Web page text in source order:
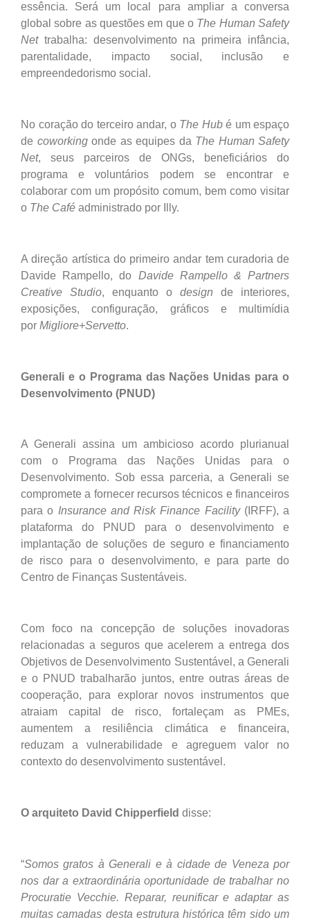
essência. Será um local para ampliar a conversa
global sobre as questões em que o The Human Safety
Nettrabalha: desenvolvimento na primeira infância,
parentalidade, impacto social, inclusão e
empreendedorismo social.
No coração do terceiro andar, o The Hubé um espaço
de coworkingonde as equipes da The Human Safety
Net, seus parceiros de ONGs, beneficiários do
programa e voluntários podem se encontrar e
colaborar com um propósito comum, bem como visitar
o The Café administrado por Illy.
A direção artística do primeiro andar tem curadoria de
Davide Rampello, do Davide Rampello & Partners
Creative Studio, enquanto o design de interiores,
exposições, configuração, gráficos e multimídia
por Migliore+Servetto.
Generali e o Programa das Nações Unidas para o
Desenvolvimento (PNUD)
A Generali assina um ambicioso acordo plurianual
com o Programa das Nações Unidas para o
Desenvolvimento. Sob essa parceria, a Generali se
compromete a fornecer recursos técnicos e financeiros
para o Insurance and Risk Finance Facility(IRFF), a
plataforma do PNUD para o desenvolvimento e
implantação de soluções de seguro e financiamento
de risco para o desenvolvimento, e para parte do
Centro de Finanças Sustentáveis.
Com foco na concepção de soluções inovadoras
relacionadas a seguros que acelerem a entrega dos
Objetivos de Desenvolvimento Sustentável, a Generali
e o PNUD trabalharão juntos, entre outras áreas de
cooperação, para explorar novos instrumentos que
atraiam capital de risco, fortaleçam as PMEs,
aumentem a resiliência climática e financeira,
reduzam a vulnerabilidade e agreguem valor no
contexto do desenvolvimento sustentável.
O arquiteto David Chipperfield disse:
“Somos gratos à Generali e à cidade de Veneza por
nos dar a extraordinária oportunidade de trabalhar no
Procuratie Vecchie. Reparar, reunificar e adaptar as
muitas camadas desta estrutura histórica têm sido um